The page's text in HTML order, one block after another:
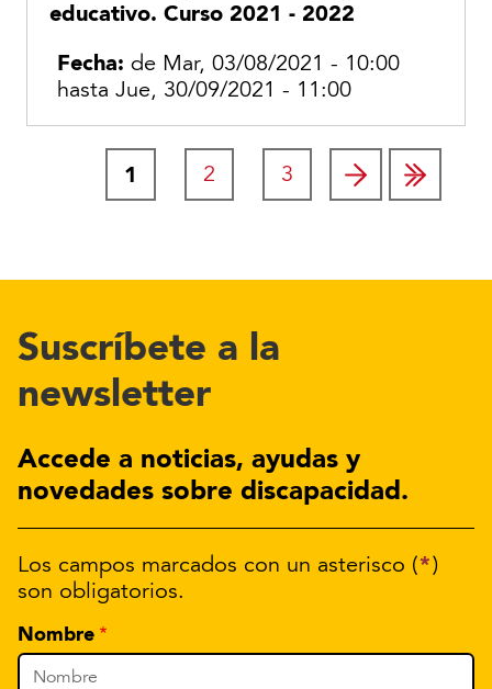
educativo. Curso 2021 - 2022
Fecha: de Mar, 03/08/2021 - 10:00
hastaJue, 30/09/2021 - 11:00
Paginación
Página actual
1 Page
2 Page
3
Suscríbete a la
newsletter
Accede a noticias, ayudas y
novedades sobre discapacidad.
Los campos marcados con un asterisco (*)
son obligatorios.
Nombre